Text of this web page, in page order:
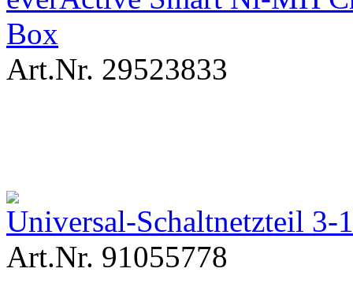
Box
Art.Nr. 29523833
Universal-Schaltnetzteil
Art.Nr. 91055778